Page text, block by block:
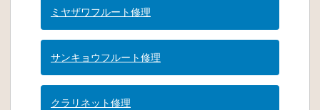
ミヤザワフルート修理
サンキョウフルート修理
クラリネット修理